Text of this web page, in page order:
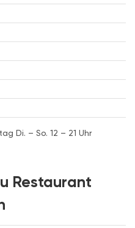
Di. – So. 12 – 21 Uhr
Restaurant